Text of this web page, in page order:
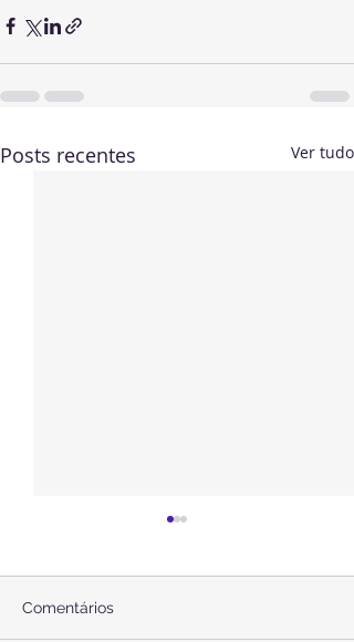
Posts recentes Ver tudo
Comentários